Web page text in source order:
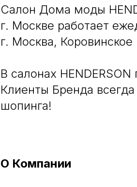
Салон Дома моды
г. Москве работает
г. Москва,
В салонах
Клиенты Бренда
шопинга!
О Компании